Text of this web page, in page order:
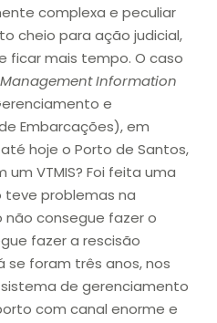
complexa e peculiar
cheio para ação judicial,
ficar mais tempo. O caso
Information
e
Embarcações), em
hoje o Porto de Santos,
VTMIS? Foi feita uma
problemas na
consegue fazer o
fazer a rescisão
se foram três anos, nos
de gerenciamento
com canal enorme e